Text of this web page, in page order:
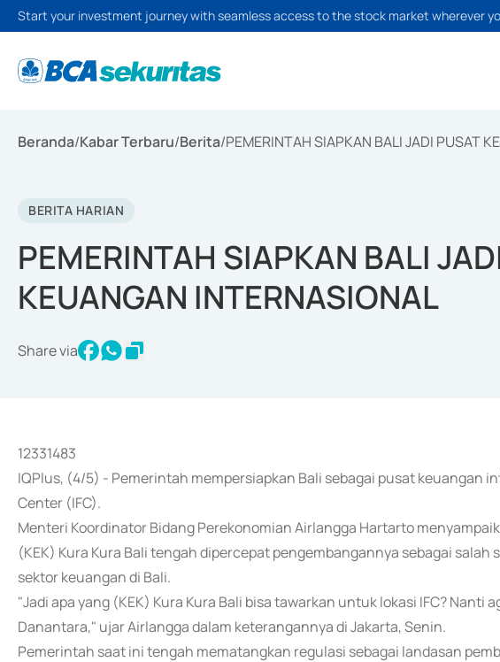
Start your investment journey with seamless access to the stock market wherever
Beranda/Kabar Terbaru/Berita/PEMERINTAH SIAPKAN BALI JADI PUSAT
BERITA HARIAN
PEMERINTAH SIAPKAN BALI
KEUANGAN INTERNASIONAL
Share via
12331483
IQPlus, (4/5) - Pemerintah mempersiapkan Bali sebagai pusat keuangan
Center (IFC).
Menteri Koordinator Bidang Perekonomian Airlangga Hartarto
(KEK) Kura Kura Bali tengah dipercepat pengembangannya sebagai salah
sektor keuangan di Bali.
"Jadi apa yang (KEK) Kura Kura Bali bisa tawarkan untuk lokasi IFC? Nanti
Danantara," ujar Airlangga dalam keterangannya di Jakarta, Senin.
Pemerintah saat ini tengah mematangkan regulasi sebagai landasan